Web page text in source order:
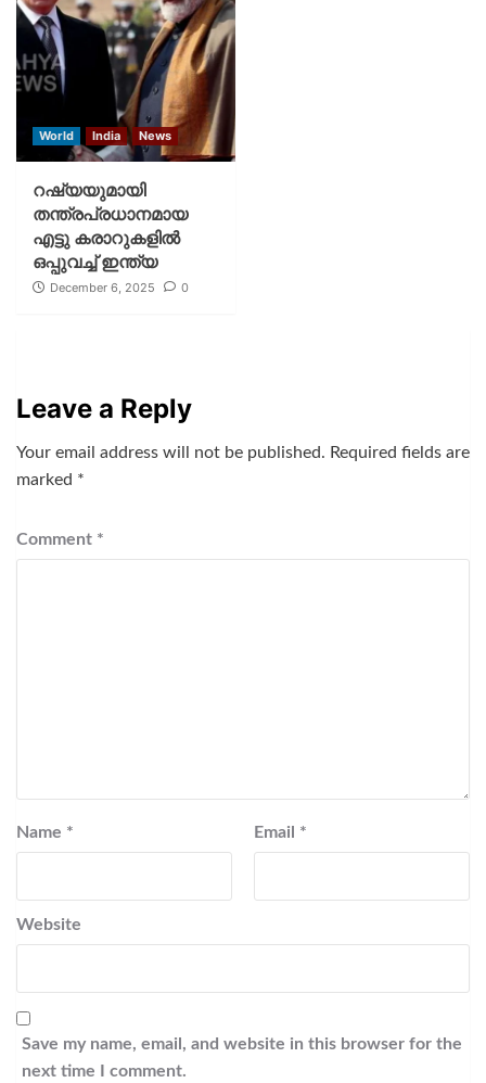
World India News
റഷ്യയുമായി
തന്ത്രപ്രധാനമായ
എട്ടു കരാറുകളിൽ
ഒപ്പുവച്ച് ഇന്ത്യ
December 6, 2025 0
Leave a Reply
Your email address will not be published. Required fields are
marked *
Comment *
Name * Email *
Website
Save my name, email, and website in this browser for the
next time I comment.